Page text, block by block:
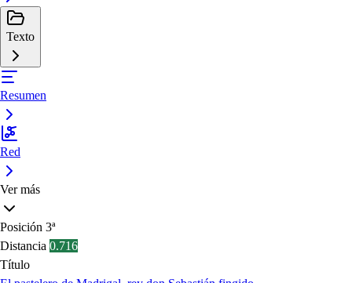
Texto
Resumen
Red
Ver más
Posición 3ª
Distancia 0.716
Título